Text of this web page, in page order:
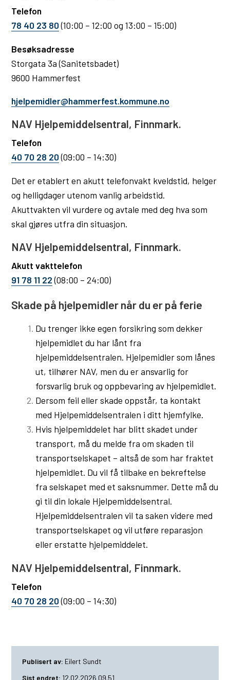
Telefon
78 40 23 80(10:00 – 12:00 og 13:00 – 15:00)
Besøksadresse
Storgata 3a (Sanitetsbadet)
9600 Hammerfest
hjelpemidler@hammerfest.kommune.no
NAV Hjelpemiddelsentral, Finnmark.
Telefon
40 70 28 20(09:00 – 14:30)
Det er etablert en akutt telefonvakt kveldstid, helger
og helligdager utenom vanlig arbeidstid.
Akuttvakten vil vurdere og avtale med deg hva som
skal gjøres utfra din situasjon.
NAV Hjelpemiddelsentral, Finnmark.
Akutt vakttelefon
91 78 11 22(08:00 – 24:00)
Skade på hjelpemidler når du er på ferie
Du trenger ikke egen forsikring som dekker
hjelpemidlet du har lånt fra
hjelpemiddelsentralen. Hjelpemidler som lånes
ut, tilhører NAV, men du er ansvarlig for
forsvarlig bruk og oppbevaring av hjelpemidlet.
Dersom feil eller skade oppstår, ta kontakt
med Hjelpemiddelsentralen i ditt hjemfylke.
Hvis hjelpemiddelet har blitt skadet under
transport, må du melde fra om skaden til
transportselskapet – altså de som har fraktet
hjelpemidlet. Du vil få tilbake en bekreftelse
fra selskapet med et saksnummer. Dette må du
gi til din lokale Hjelpemiddelsentral.
Hjelpemiddelsentralen vil ta saken videre med
transportselskapet og vil utføre reparasjon
eller erstatte hjelpemiddelet.
NAV Hjelpemiddelsentral, Finnmark.
Telefon
40 70 28 20(09:00 – 14:30)
Publisert av Eilert Sundt
Sist endret 12.02.2026 09.51